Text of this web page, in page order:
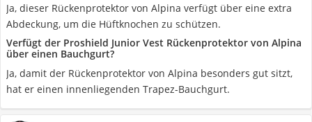
Ja, dieser Rückenprotektor von Alpina verfügt über eine extra
Abdeckung, um die Hüftknochen zu schützen.
Verfügt der Proshield Junior Vest Rückenprotektor von Alpina
über einen Bauchgurt?
Ja, damit der Rückenprotektor von Alpina besonders gut sitzt,
hat er einen innenliegenden Trapez-Bauchgurt.